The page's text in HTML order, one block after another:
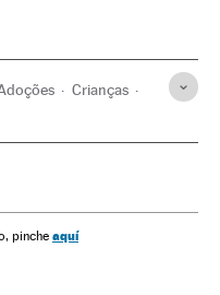
Crianças
pinche aquí